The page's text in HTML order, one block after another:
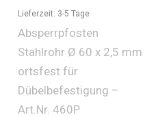
Lieferzeit: 3-5 Tage
Absperrpfosten
Stahlrohr Ø 60 x 2,5 mm
ortsfest für
Dübelbefestigung –
Art.Nr. 460P